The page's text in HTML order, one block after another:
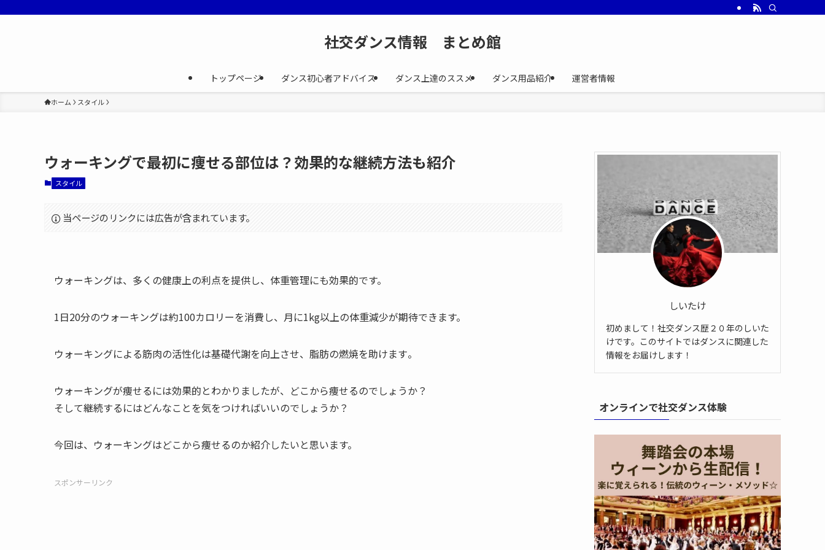
社交ダンス情報 まとめ館
トップページ ダンス初心者アドバイス ダンス上達のススメ ダンス用品紹介 運営者情報
ホーム スタイル
ウォーキングで最初に痩せる部位は？効果的な継続方法も紹介
スタイル
当ページのリンクには広告が含まれています。
ウォーキングは、多くの健康上の利点を提供し、体重管理にも効果的です。
1日20分のウォーキングは約100カロリーを消費し、月に1kg以上の体重減少が期待できます。
ウォーキングによる筋肉の活性化は基礎代謝を向上させ、脂肪の燃焼を助けます​​。
ウォーキングが痩せるには効果的とわかりましたが、どこから痩せるのでしょうか？
そして継続するにはどんなことを気をつければいいのでしょうか？
今回は、ウォーキングはどこから痩せるのか紹介したいと思います。
スポンサーリンク
しいたけ
初めまして！社交ダンス歴２０年のしいた
けです。このサイトではダンスに関連した
情報をお届けします！
オンラインで社交ダンス体験